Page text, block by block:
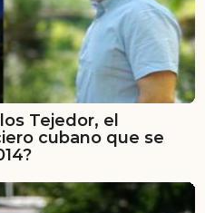
Tejedor, el
cubano que se